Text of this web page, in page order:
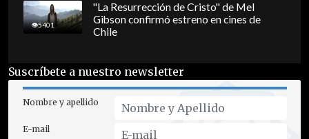
5401
"La Resurrección de Cristo" de Mel
Gibson confirmó estreno en cines de
Chile
Suscríbete a nuestro newsletter
Nombre y apellido
E-mail